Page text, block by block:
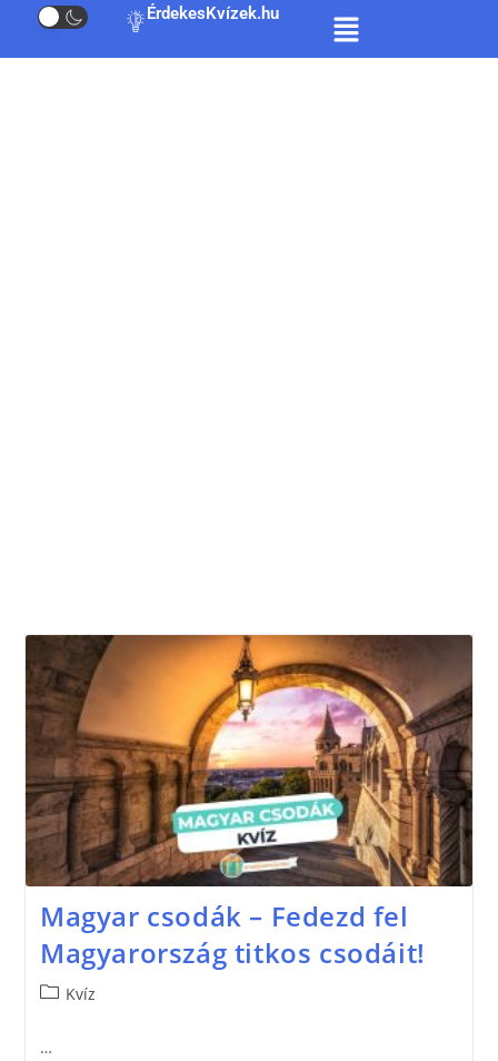
ÉrdekesKvízek.hu
Magyar csodák – Fedezd fel
Magyarország titkos csodáit!
Kvíz
…